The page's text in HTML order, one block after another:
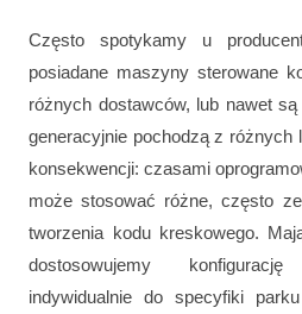
Często spotykamy u
posiadane maszyny sterowane
różnych dostawców, lub nawet
generacyjnie pochodzą z różnych
konsekwencji: czasami
może stosować różne, często
tworzenia kodu kreskowego.
dostosowujemy
indywidualnie do specyfiki